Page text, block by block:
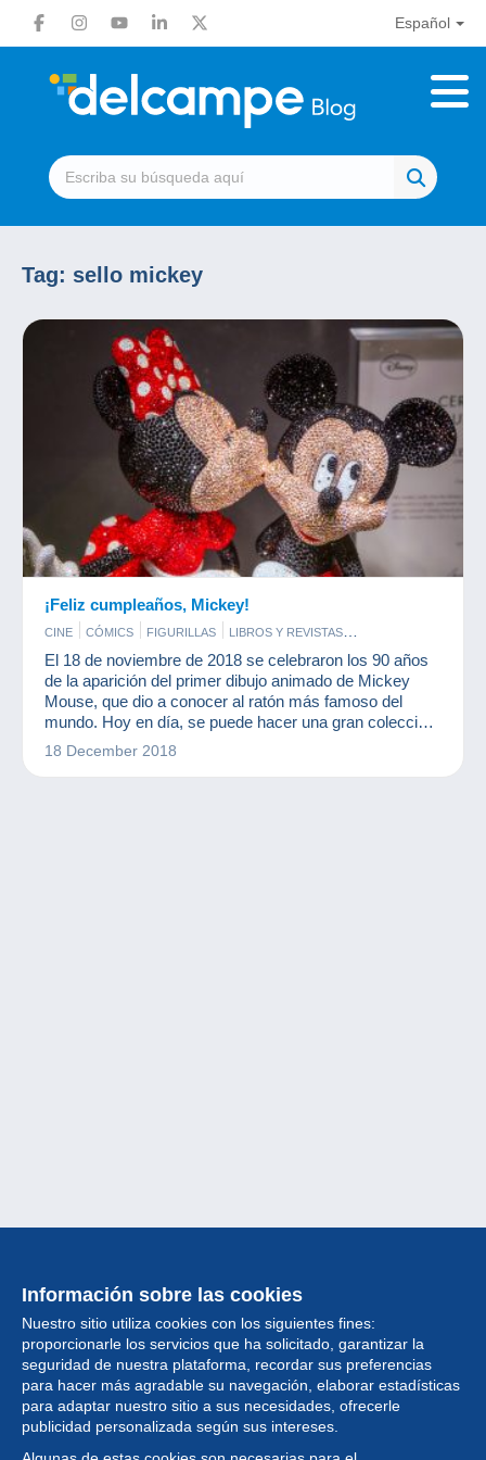
Español
Tag: sello mickey
¡Feliz cumpleaños, Mickey!
CINE CÓMICS FIGURILLAS
LIBROS Y REVISTAS
MONEDAS & BILLETES
El 18 de noviembre de 2018 se celebraron los 90 años
de la aparición del primer dibujo animado de Mickey
Mouse, que dio a conocer al ratón más famoso del
mundo. Hoy en día, se puede hacer una gran colección
de Mickey.
18 December 2018
Información sobre las cookies
Nuestro sitio utiliza cookies con los siguientes fines:
proporcionarle los servicios que ha solicitado, garantizar la
seguridad de nuestra plataforma, recordar sus preferencias
para hacer más agradable su navegación, elaborar estadísticas
para adaptar nuestro sitio a sus necesidades, ofrecerle
publicidad personalizada según sus intereses.
Colección